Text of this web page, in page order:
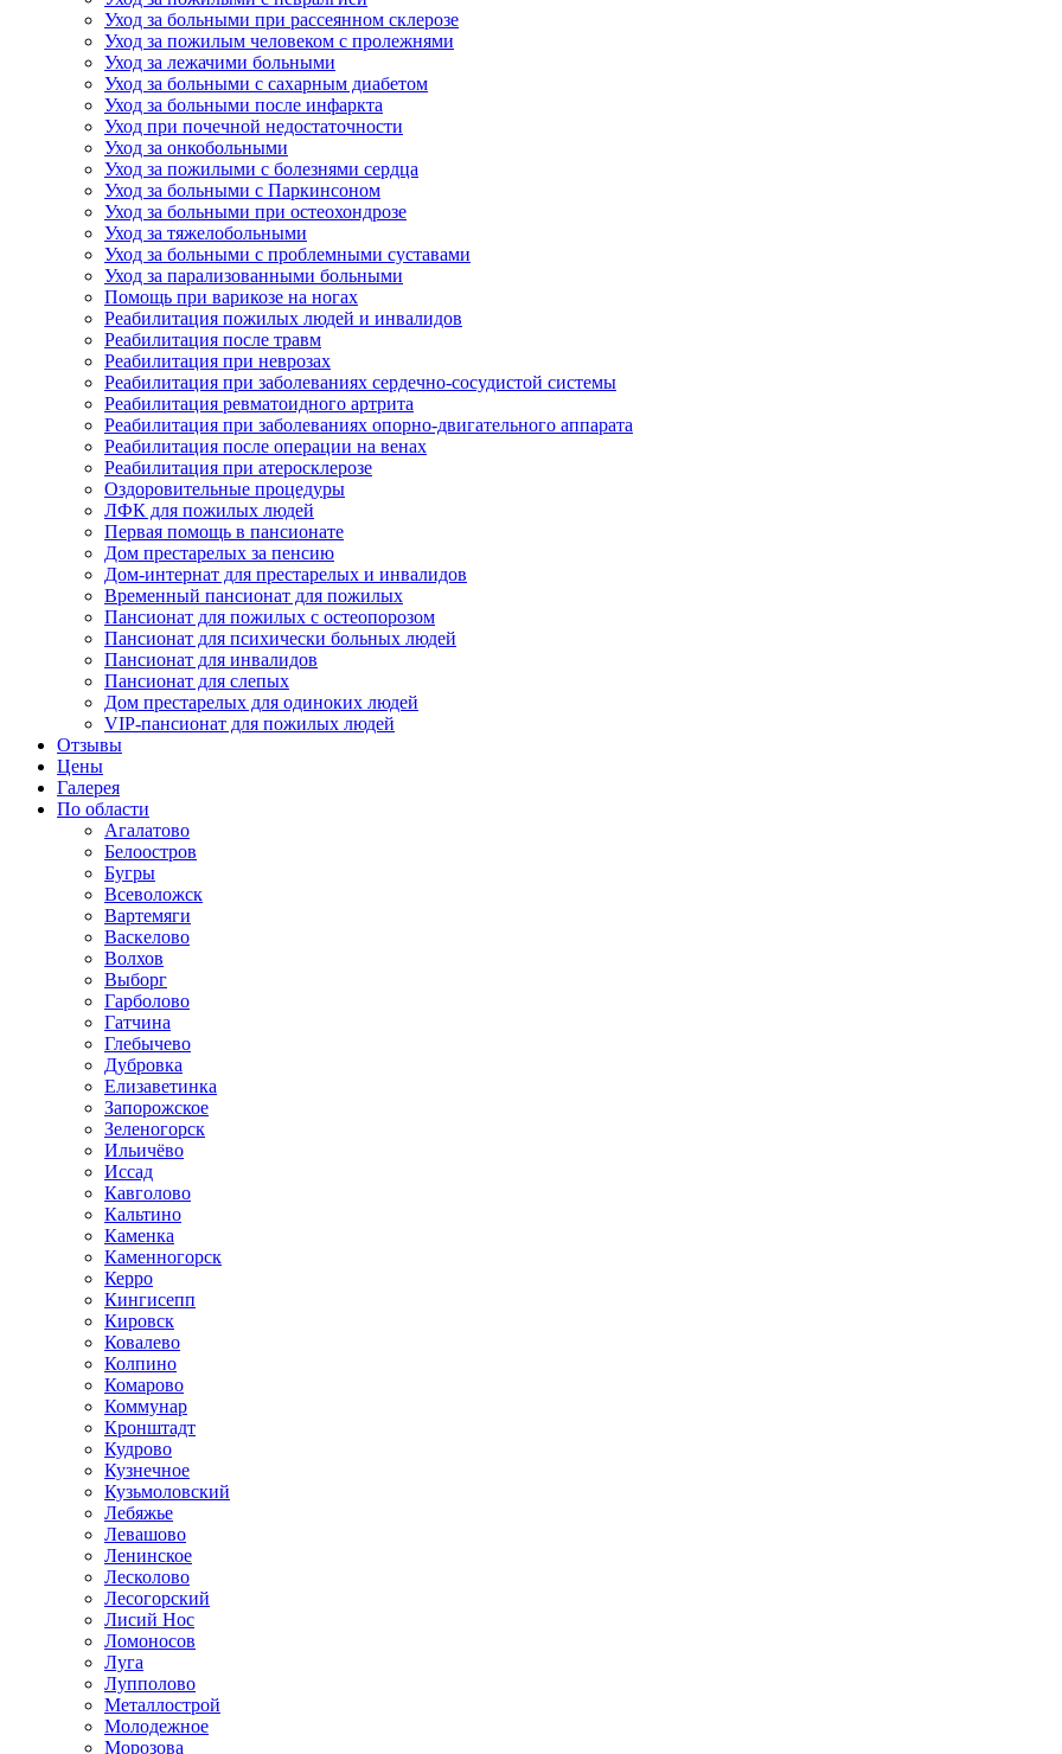
Уход за больными при рассеянном склерозе
Уход за пожилым человеком с пролежнями
Уход за лежачими больными
Уход за больными с сахарным диабетом
Уход за больными после инфаркта
Уход при почечной недостаточности
Уход за онкобольными
Уход за пожилыми с болезнями сердца
Уход за больными с Паркинсоном
Уход за больными при остеохондрозе
Уход за тяжелобольными
Уход за больными с проблемными суставами
Уход за парализованными больными
Помощь при варикозе на ногах
Реабилитация пожилых людей и инвалидов
Реабилитация после травм
Реабилитация при неврозах
Реабилитация при заболеваниях сердечно-сосудистой системы
Реабилитация ревматоидного артрита
Реабилитация при заболеваниях опорно-двигательного аппарата
Реабилитация после операции на венах
Реабилитация при атеросклерозе
Оздоровительные процедуры
ЛФК для пожилых людей
Первая помощь в пансионате
Дом престарелых за пенсию
Дом-интернат для престарелых и инвалидов
Временный пансионат для пожилых
Пансионат для пожилых с остеопорозом
Пансионат для психически больных людей
Пансионат для инвалидов
Пансионат для слепых
Дом престарелых для одиноких людей
VIP-пансионат для пожилых людей
Отзывы
Цены
Галерея
По области
Агалатово
Белоостров
Бугры
Всеволожск
Вартемяги
Васкелово
Волхов
Выборг
Гарболово
Гатчина
Глебычево
Дубровка
Елизаветинка
Запорожское
Зеленогорск
Ильичёво
Иссад
Кавголово
Кальтино
Каменка
Каменногорск
Керро
Кингисепп
Кировск
Ковалево
Колпино
Комарово
Коммунар
Кронштадт
Кудрово
Кузнечное
Кузьмоловский
Лебяжье
Левашово
Ленинское
Лесколово
Лесогорский
Лисий Нос
Ломоносов
Луга
Лупполово
Металлострой
Молодежное
Морозова